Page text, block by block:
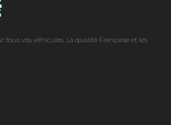
tous vos véhicules. La qualité Française et les